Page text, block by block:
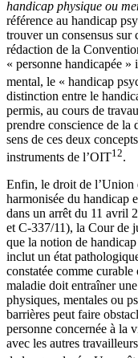
handicap physique ou
référence au handicap
trouver un consensus
rédaction de la
« personne handicapée
mental, le « handicap
distinction entre le
permis, au cours de
prendre conscience de la
sens de ces deux
instruments de l’OIT12.
Enfin, le droit de l’Union
harmonisée du handicap
dans un arrêt du 11 avril
et C-337/11), la Cour de
que la notion de
inclut un état
constatée comme
maladie doit entraîner
physiques, mentales ou
barrières peut faire
personne concernée à la
avec les autres